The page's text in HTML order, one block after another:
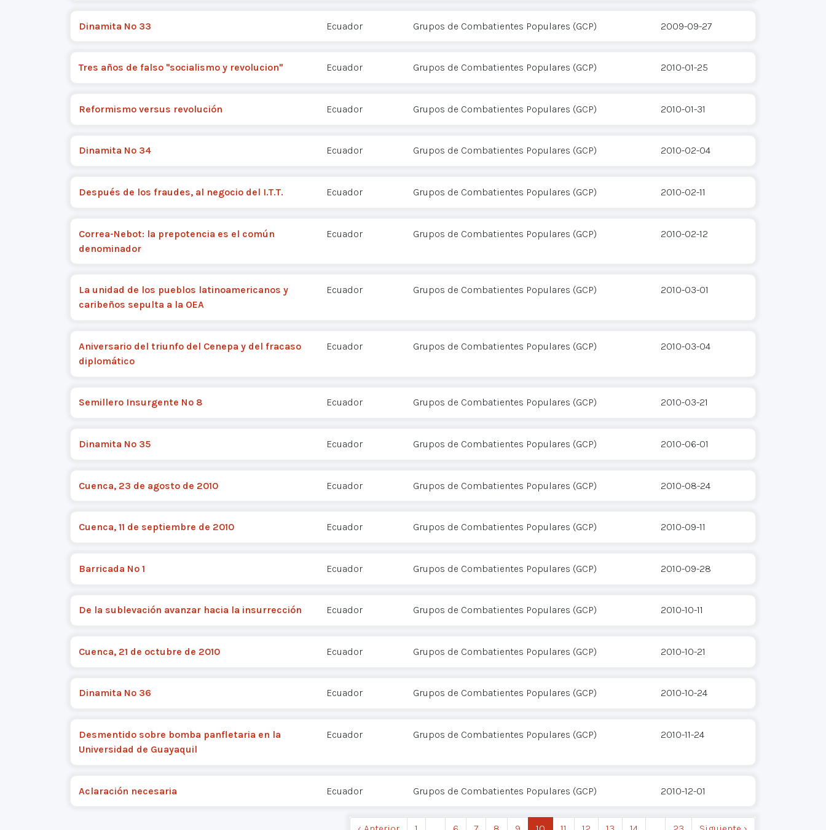
Dinamita Nº 33 Ecuador Grupos de Combatientes Populares (GCP) 2009-09-27
Tres años de falso "socialismo y revolucion" Ecuador Grupos de Combatientes Populares (GCP) 2010-01-25
Reformismo versus revolución Ecuador Grupos de Combatientes Populares (GCP) 2010-01-31
Dinamita Nº 34 Ecuador Grupos de Combatientes Populares (GCP) 2010-02-04
Después de los fraudes, al negocio del I.T.T. Ecuador Grupos de Combatientes Populares (GCP) 2010-02-11
Correa-Nebot: la prepotencia es el común
denominador
Ecuador Grupos de Combatientes Populares (GCP) 2010-02-12
La unidad de los pueblos latinoamericanos y
caribeños sepulta a la OEA
Ecuador Grupos de Combatientes Populares (GCP) 2010-03-01
Aniversario del triunfo del Cenepa y del fracaso
diplomático
Ecuador Grupos de Combatientes Populares (GCP) 2010-03-04
Semillero Insurgente Nº 8 Ecuador Grupos de Combatientes Populares (GCP) 2010-03-21
Dinamita Nº 35 Ecuador Grupos de Combatientes Populares (GCP) 2010-06-01
Cuenca, 23 de agosto de 2010 Ecuador Grupos de Combatientes Populares (GCP) 2010-08-24
Cuenca, 11 de septiembre de 2010 Ecuador Grupos de Combatientes Populares (GCP) 2010-09-11
Barricada Nº 1 Ecuador Grupos de Combatientes Populares (GCP) 2010-09-28
De la sublevación avanzar hacia la insurrección Ecuador Grupos de Combatientes Populares (GCP) 2010-10-11
Cuenca, 21 de octubre de 2010 Ecuador Grupos de Combatientes Populares (GCP) 2010-10-21
Dinamita Nº 36 Ecuador Grupos de Combatientes Populares (GCP) 2010-10-24
Desmentido sobre bomba panfletaria en la
Universidad de Guayaquil
Ecuador Grupos de Combatientes Populares (GCP) 2010-11-24
Aclaración necesaria Ecuador Grupos de Combatientes Populares (GCP) 2010-12-01